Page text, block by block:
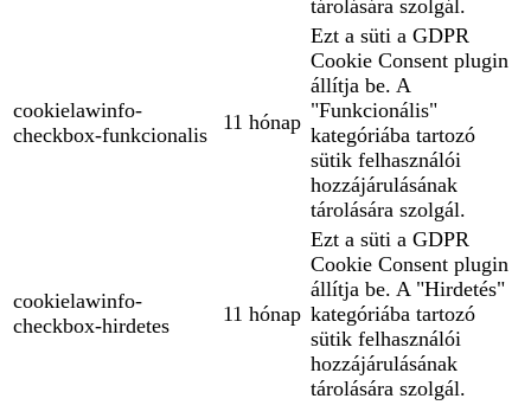
tárolására szolgál.
cookielawinfo-
checkbox-funkcionalis
11 hónap
Ezt a süti a GDPR
Cookie Consent plugin
állítja be. A
"Funkcionális"
kategóriába tartozó
sütik felhasználói
hozzájárulásának
tárolására szolgál.
cookielawinfo-
checkbox-hirdetes
11 hónap
Ezt a süti a GDPR
Cookie Consent plugin
állítja be. A "Hirdetés"
kategóriába tartozó
sütik felhasználói
hozzájárulásának
tárolására szolgál.